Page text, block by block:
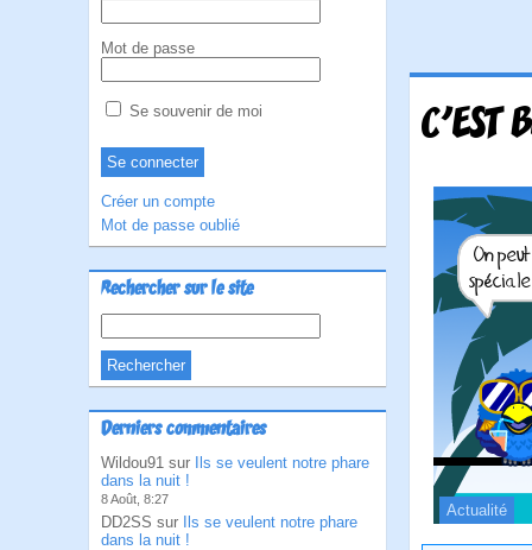
Mot de passe
Se souvenir de moi
Créer un compte
Mot de passe oublié
Rechercher sur le site
Derniers commentaires
Wildou91 sur
Ils se veulent notre phare
dans la nuit !
8 Août, 8:27
DD2SS sur
Ils se veulent notre phare
dans la nuit !
C'EST
Actualité